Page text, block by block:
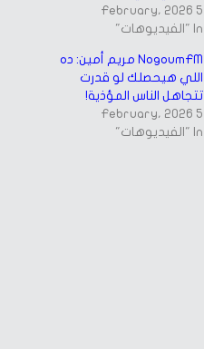
5 February، 2026
In "الفيديوهات"
NogoumFM مريم أمين: ده
اللي هيحصلك لو قدرت
تتجاهل الناس المؤذية!
5 February، 2026
In "الفيديوهات"